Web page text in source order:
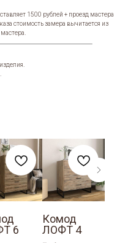
1500 рублей + проезд мастера
стоимость замера вычитается из
6
Комод
ЛОФТ 4